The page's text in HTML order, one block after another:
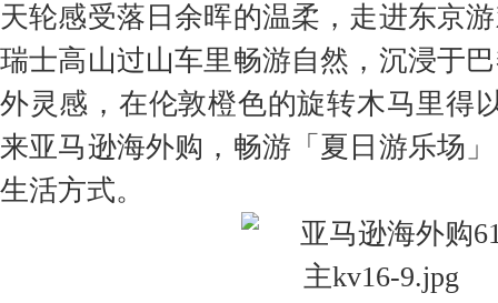
天轮感受落日余晖的温柔，走进东京
瑞士高山过山车里畅游自然，沉浸于
外灵感，在伦敦橙色的旋转木马里得
来亚马逊海外购，畅游「夏日游乐场
生活方式。